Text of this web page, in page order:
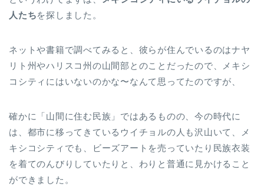
人たちを探しました。
ネットや書籍で調べてみると、彼らが住んでいるのはナヤ
リト州やハリスコ州の山間部とのことだったので、メキシ
コシティにはいないのかな〜なんて思ってたのですが、
確かに「山間に住む民族」ではあるものの、今の時代に
は、都市に移ってきているウイチョルの人も沢山いて、メ
キシコシティでも、ビーズアートを売っていたり民族衣装
を着てのんびりしていたりと、わりと普通に見かけること
ができました。